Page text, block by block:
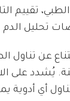
تقييم
عن تناول
يُشدد على
أي أدوية